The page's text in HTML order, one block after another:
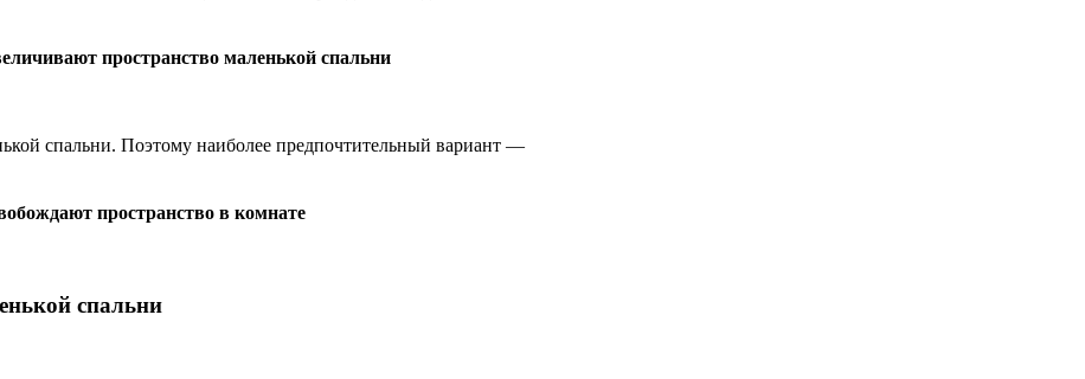
пространство маленькой спальни
спальни. Поэтому наиболее предпочтительный вариант —
пространство в комнате
спальни